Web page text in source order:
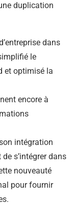
duplication
dans
le
et optimisé la
encore à
intégration
s’intégrer dans
nouveauté
pour fournir